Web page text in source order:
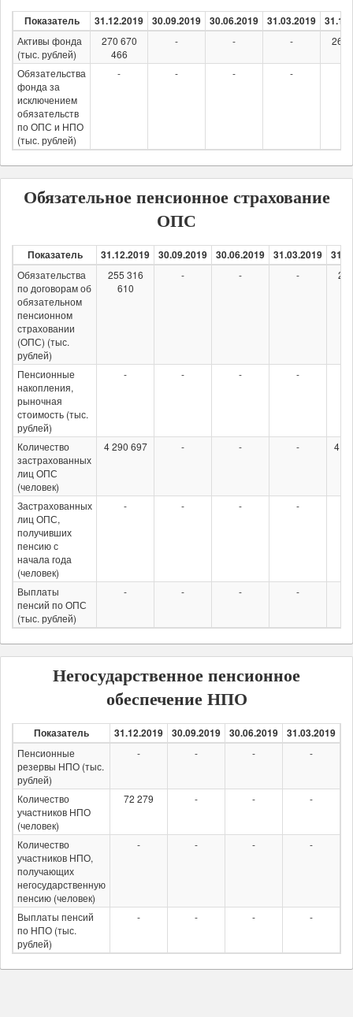
Показатель 31.12.2019 30.09.2019 30.06.2019 31.03.2019
Активы фонда
(тыс. рублей)
270 670
466
- - -
268
Обязательства
фонда за
исключением
обязательств
по ОПС и НПО
(тыс. рублей)
- - - -
Обязательное пенсионное страхование
ОПС
Показатель 31.12.2019 30.09.2019 30.06.2019 31.03.2019
Обязательства
по договорам об
обязательном
пенсионном
страховании
(ОПС) (тыс.
рублей)
255 316
610
- - -
Пенсионные
накопления,
рыночная
стоимость (тыс.
рублей)
- - - -
Количество
застрахованных
лиц ОПС
(человек)
4 290 697 - - - 4
Застрахованных
лиц ОПС,
получивших
пенсию с
начала года
(человек)
- - - -
Выплаты
пенсий по ОПС
(тыс. рублей)
- - - -
Негосударственное пенсионное
обеспечение НПО
Показатель 31.12.2019 30.09.2019 30.06.2019 31.03.2019
Пенсионные
резервы НПО (тыс.
рублей)
- - - -
Количество
участников НПО
(человек)
72 279 - - -
Количество
участников НПО,
получающих
негосударственную
пенсию (человек)
- - - -
Выплаты пенсий
по НПО (тыс.
рублей)
- - - -